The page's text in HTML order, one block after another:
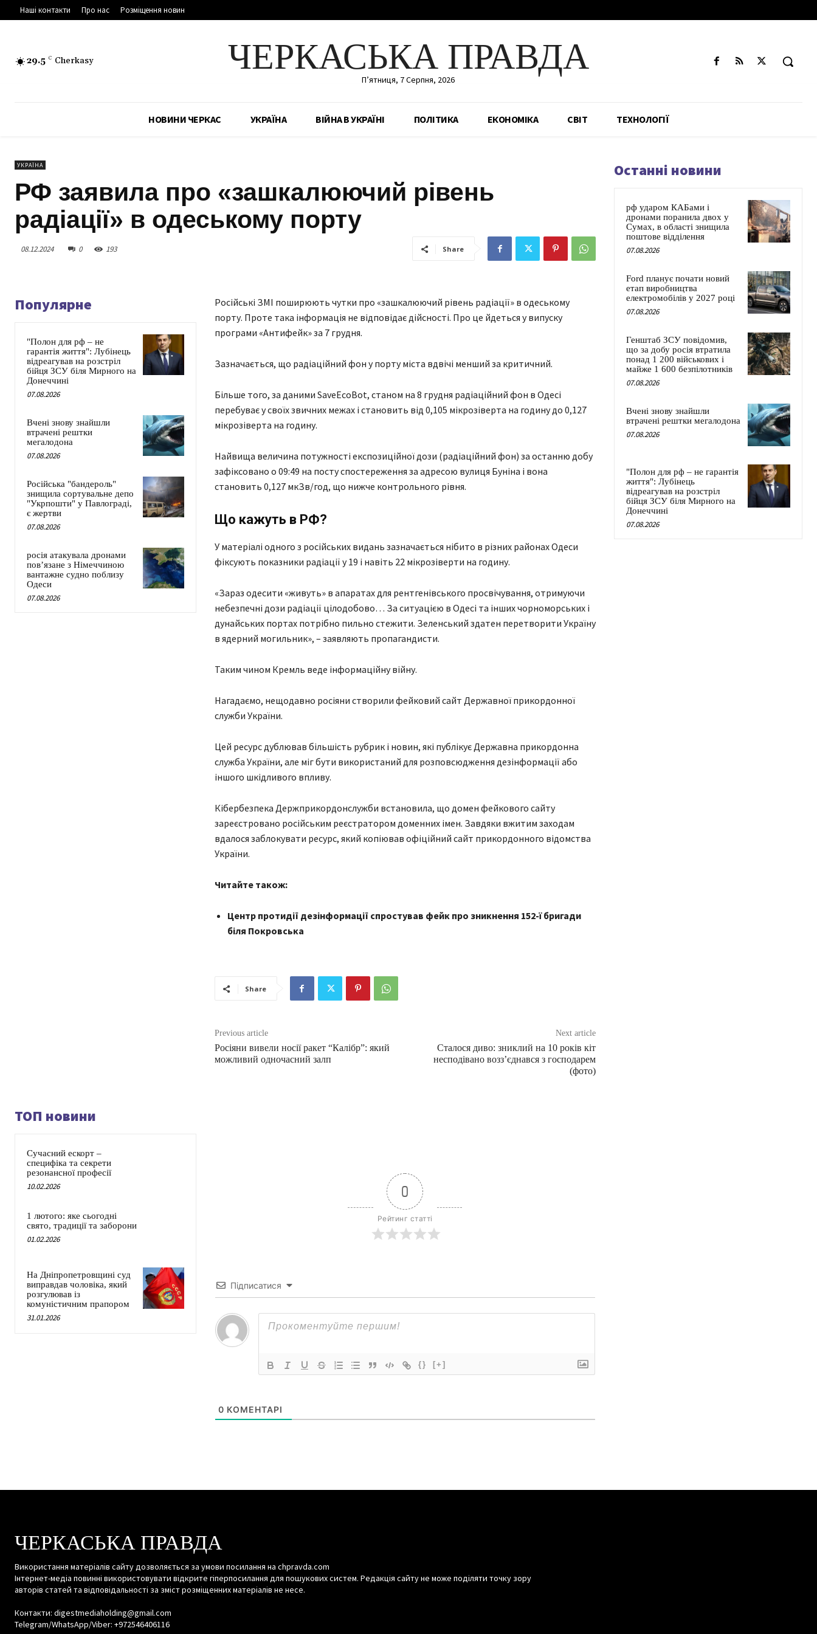
Наші контакти Про нас Розміщення новин
29.5 C Cherkasy ЧЕРКАСЬКА ПРАВДА
П’ятниця, 7 Серпня, 2026
НОВИНИ ЧЕРКАС УКРАЇНА ВІЙНА В УКРАЇНІ ПОЛІТИКА ЕКОНОМІКА СВІТ ТЕХНОЛОГІЇ
УКРАЇНА
РФ заявила про «зашкалюючий рівень
радіації» в одеському порту
08.12.2024 0 193 Share
Популярне
"Полон для рф – не
гарантія життя": Лубінець
відреагував на розстріл
бійця ЗСУ біля Мирного на
Донеччині
07.08.2026
Вчені знову знайшли
втрачені рештки
мегалодона
07.08.2026
Російська "бандероль"
знищила сортувальне депо
"Укрпошти" у Павлограді,
є жертви
07.08.2026
росія атакувала дронами
пов’язане з Німеччиною
вантажне судно поблизу
Одеси
07.08.2026
Російські ЗМІ поширюють чутки про «зашкалюючий рівень радіації» в одеському
порту. Проте така інформація не відповідає дійсності. Про це йдеться у випуску
програми «Антифейк» за 7 грудня.
Зазначається, що радіаційний фон у порту міста вдвічі менший за критичний.
Більше того, за даними SaveEcoBot, станом на 8 грудня радіаційний фон в Одесі
перебуває у своїх звичних межах і становить від 0,105 мікрозіверта на годину до 0,127
мікрозіверта на годину.
Найвища величина потужності експозиційної дози (радіаційний фон) за останню добу
зафіксовано о 09:49 на посту спостереження за адресою вулиця Буніна і вона
становить 0,127 мкЗв/год, що нижче контрольного рівня.
Що кажуть в РФ?
У матеріалі одного з російських видань зазначається нібито в різних районах Одеси
фіксують показники радіації у 19 і навіть 22 мікрозіверти на годину.
«Зараз одесити «живуть» в апаратах для рентгенівського просвічування, отримуючи
небезпечні дози радіації цілодобово… За ситуацією в Одесі та інших чорноморських і
дунайських портах потрібно пильно стежити. Зеленський здатен перетворити Україну
в ядерний могильник», – заявляють пропагандисти.
Таким чином Кремль веде інформаційну війну.
Нагадаємо, нещодавно росіяни створили фейковий сайт Державної прикордонної
служби України.
Цей ресурс дублював більшість рубрик і новин, які публікує Державна прикордонна
служба України, але міг бути використаний для розповсюдження дезінформації або
іншого шкідливого впливу.
Кібербезпека Держприкордонслужби встановила, що домен фейкового сайту
зареєстровано російським реєстратором доменних імен. Завдяки вжитим заходам
вдалося заблокувати ресурс, який копіював офіційний сайт прикордонного відомства
України.
Читайте також:
Центр протидії дезінформації спростував фейк про зникнення 152-ї бригади
біля Покровська
Share
Previous article
Росіяни вивели носії ракет “Калібр”: який
можливий одночасний залп
Next article
Сталося диво: зниклий на 10 років кіт
несподівано возз’єднався з господарем
(фото)
ТОП новини
Сучасний ескорт –
специфіка та секрети
резонансної професії
10.02.2026
1 лютого: яке сьогодні
свято, традиції та заборони
01.02.2026
На Дніпропетровщині суд
виправдав чоловіка, який
розгулював із
комуністичним прапором
31.01.2026
0
Рейтинг статті
Підписатися
{} [+]
0 КОМЕНТАРІ
Останні новини
рф ударом КАБами і
дронами поранила двох у
Сумах, в області знищила
поштове відділення
07.08.2026
Ford планує почати новий
етап виробництва
електромобілів у 2027 році
07.08.2026
Генштаб ЗСУ повідомив,
що за добу росія втратила
понад 1 200 військових і
майже 1 600 безпілотників
07.08.2026
Вчені знову знайшли
втрачені рештки мегалодона
07.08.2026
"Полон для рф – не гарантія
життя": Лубінець
відреагував на розстріл
бійця ЗСУ біля Мирного на
Донеччині
07.08.2026
ЧЕРКАСЬКА ПРАВДА
Використання матеріалів сайту дозволяється за умови посилання на chpravda.com
Інтернет-медіа повинні використовувати відкрите гіперпосилання для пошукових систем. Редакція сайту не може поділяти точку зору
авторів статей та відповідальності за зміст розміщенних матеріалів не несе.
Контакти: digestmediaholding@gmail.com
Telegram/WhatsApp/Viber: +972546406116